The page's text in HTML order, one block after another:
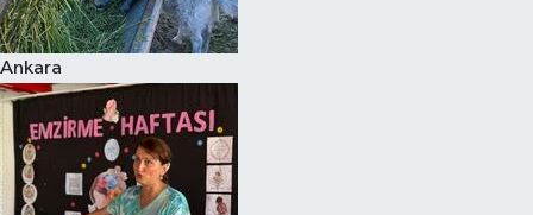
Ankara
Kadın
Kim kimdir?
Kültür Sanat